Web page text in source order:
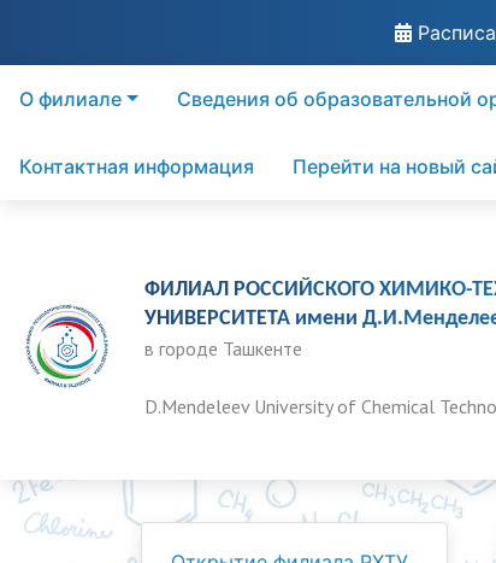
О филиале Сведения об образовательной
Контактная информация Перейти на новый
ФИЛИАЛ РОССИЙСКОГО ХИМИКО-
УНИВЕРСИТЕТА имени
в городе Ташкенте
D.Mendeleev University of Chemical